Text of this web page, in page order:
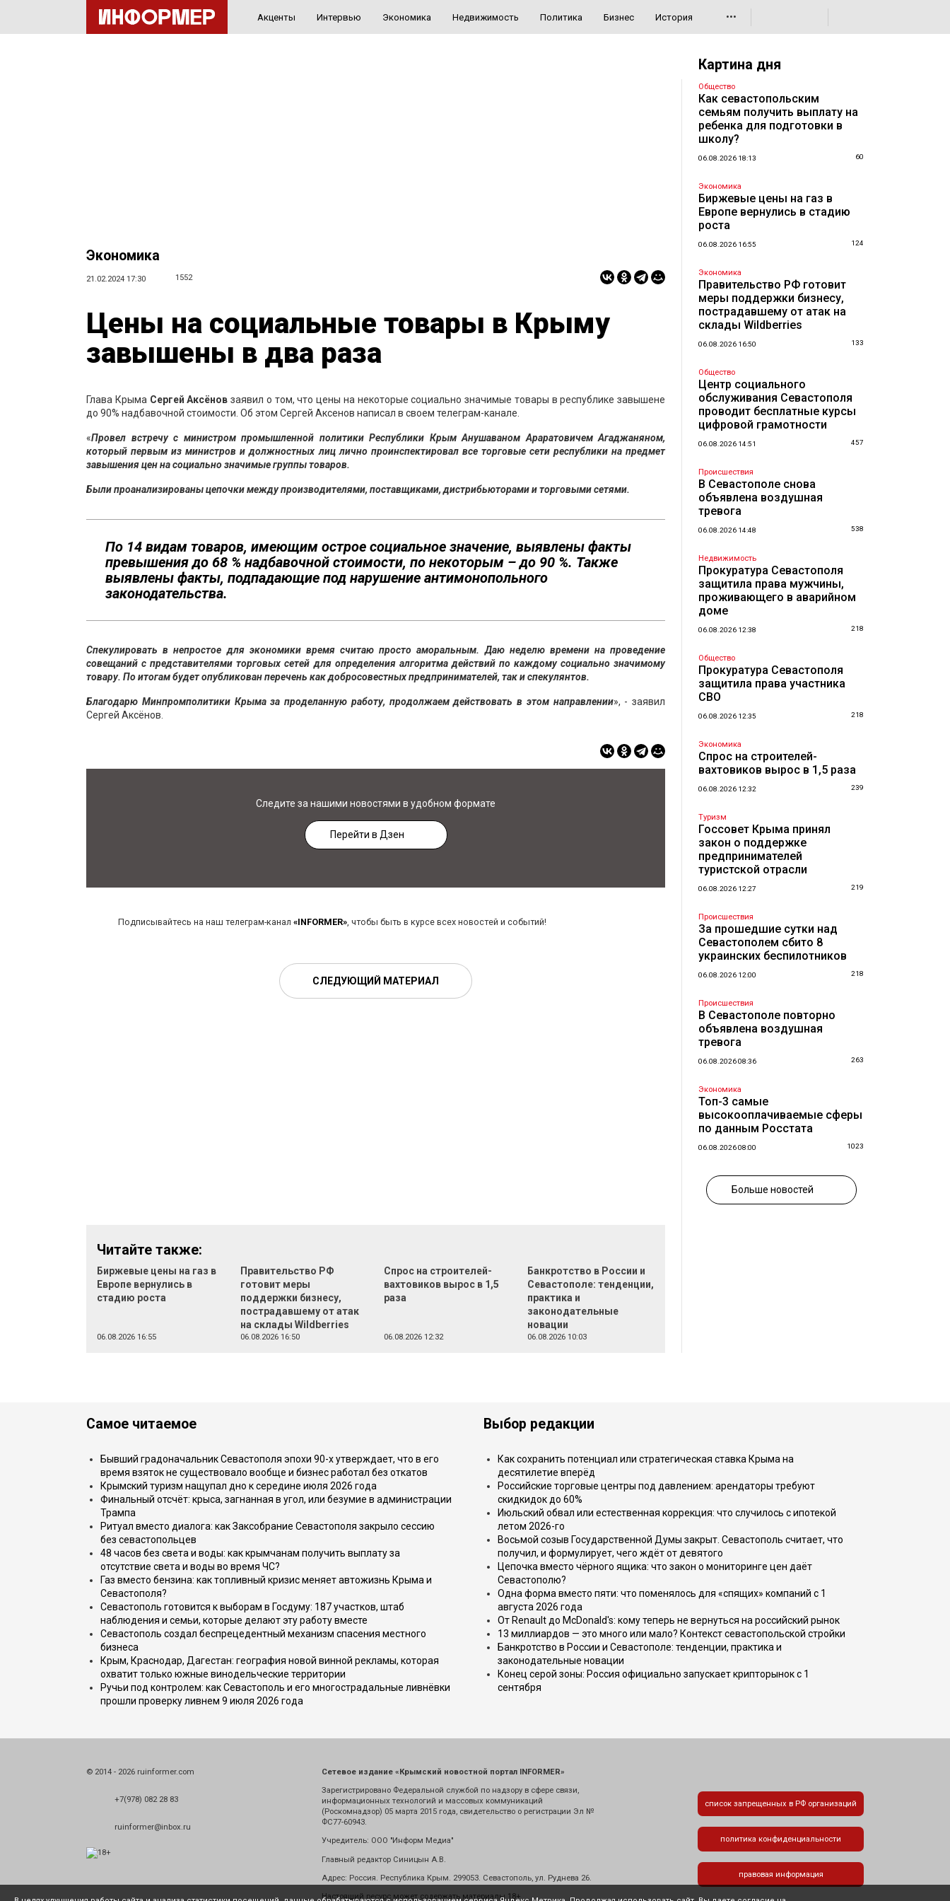
Акценты Интервью Экономика Недвижимость Политика Бизнес История •••
Экономика
21.02.2024 17:30 1552
Цены на социальные товары в Крыму
завышены в два раза
Глава Крыма Сергей Аксёнов заявил о том, что цены на некоторые социально значимые товары в республике завышене
до 90% надбавочной стоимости. Об этом Сергей Аксенов написал в своем телеграм-канале.
«Провел встречу с министром промышленной политики Республики Крым Анушаваном Араратовичем Агаджаняном,
который первым из министров и должностных лиц лично проинспектировал все торговые сети республики на предмет
завышения цен на социально значимые группы товаров.
Были проанализированы цепочки между производителями, поставщиками, дистрибьюторами и торговыми сетями.
По 14 видам товаров, имеющим острое социальное значение, выявлены факты
превышения до 68 % надбавочной стоимости, по некоторым – до 90 %. Также
выявлены факты, подпадающие под нарушение антимонопольного
законодательства.
Спекулировать в непростое для экономики время считаю просто аморальным. Даю неделю времени на проведение
совещаний с представителями торговых сетей для определения алгоритма действий по каждому социально значимому
товару. По итогам будет опубликован перечень как добросовестных предпринимателей, так и спекулянтов.
Благодарю Минпромполитики Крыма за проделанную работу, продолжаем действовать в этом направлении», - заявил
Сергей Аксёнов.
Следите за нашими новостями в удобном формате
Перейти в Дзен
Подписывайтесь на наш телеграм-канал «INFORMER», чтобы быть в курсе всех новостей и событий!
СЛЕДУЮЩИЙ МАТЕРИАЛ
Читайте также:
Биржевые цены на газ в
Европе вернулись в
стадию роста
06.08.2026 16:55
Правительство РФ
готовит меры
поддержки бизнесу,
пострадавшему от атак
на склады Wildberries
06.08.2026 16:50
Спрос на строителей-
вахтовиков вырос в 1,5
раза
06.08.2026 12:32
Банкротство в России и
Севастополе: тенденции,
практика и
законодательные
новации
06.08.2026 10:03
Картина дня
Общество
Как севастопольским
семьям получить выплату на
ребенка для подготовки в
школу?
06.08.2026 18:13 60
Экономика
Биржевые цены на газ в
Европе вернулись в стадию
роста
06.08.2026 16:55 124
Экономика
Правительство РФ готовит
меры поддержки бизнесу,
пострадавшему от атак на
склады Wildberries
06.08.2026 16:50 133
Общество
Центр социального
обслуживания Севастополя
проводит бесплатные курсы
цифровой грамотности
06.08.2026 14:51 457
Происшествия
В Севастополе снова
объявлена воздушная
тревога
06.08.2026 14:48 538
Недвижимость
Прокуратура Севастополя
защитила права мужчины,
проживающего в аварийном
доме
06.08.2026 12:38 218
Общество
Прокуратура Севастополя
защитила права участника
СВО
06.08.2026 12:35 218
Экономика
Спрос на строителей-
вахтовиков вырос в 1,5 раза
06.08.2026 12:32 239
Туризм
Госсовет Крыма принял
закон о поддержке
предпринимателей
туристской отрасли
06.08.2026 12:27 219
Происшествия
За прошедшие сутки над
Севастополем сбито 8
украинских беспилотников
06.08.2026 12:00 218
Происшествия
В Севастополе повторно
объявлена воздушная
тревога
06.08.2026 08:36 263
Экономика
Топ-3 самые
высокооплачиваемые сферы
по данным Росстата
06.08.2026 08:00 1023
Больше новостей
Самое читаемое
Бывший градоначальник Севастополя эпохи 90-х утверждает, что в его
время взяток не существовало вообще и бизнес работал без откатов
Крымский туризм нащупал дно к середине июля 2026 года
Финальный отсчёт: крыса, загнанная в угол, или безумие в администрации
Трампа
Ритуал вместо диалога: как Заксобрание Севастополя закрыло сессию
без севастопольцев
48 часов без света и воды: как крымчанам получить выплату за
отсутствие света и воды во время ЧС?
Газ вместо бензина: как топливный кризис меняет автожизнь Крыма и
Севастополя?
Севастополь готовится к выборам в Госдуму: 187 участков, штаб
наблюдения и семьи, которые делают эту работу вместе
Севастополь создал беспрецедентный механизм спасения местного
бизнеса
Крым, Краснодар, Дагестан: география новой винной рекламы, которая
охватит только южные винодельческие территории
Ручьи под контролем: как Севастополь и его многострадальные ливнёвки
прошли проверку ливнем 9 июля 2026 года
Выбор редакции
Как сохранить потенциал или стратегическая ставка Крыма на
десятилетие вперёд
Российские торговые центры под давлением: арендаторы требуют
скидкидок до 60%
Июльский обвал или естественная коррекция: что случилось с ипотекой
летом 2026-го
Восьмой созыв Государственной Думы закрыт. Севастополь считает, что
получил, и формулирует, чего ждёт от девятого
Цепочка вместо чёрного ящика: что закон о мониторинге цен даёт
Севастополю?
Одна форма вместо пяти: что поменялось для «спящих» компаний с 1
августа 2026 года
От Renault до McDonald's: кому теперь не вернуться на российский рынок
13 миллиардов — это много или мало? Контекст севастопольской стройки
Банкротство в России и Севастополе: тенденции, практика и
законодательные новации
Конец серой зоны: Россия официально запускает крипторынок с 1
сентября
© 2014 - 2026 ruinformer.com
+7(978) 082 28 83
ruinformer@inbox.ru
Сетевое издание «Крымский новостной портал INFORMER»
Зарегистрировано Федеральной службой по надзору в сфере связи,
информационных технологий и массовых коммуникаций
(Роскомнадзор) 05 марта 2015 года, свидетельство о регистрации Эл №
ФС77-60943.
Учредитель: ООО "Информ Медиа"
Главный редактор Синицын А.В.
Адрес: Россия. Республика Крым. 299053. Севастополь, ул. Руднева 26.
Настоящий ресурс может содержать материалы 18+
список запрещенных в РФ организаций
политика конфиденциальности
правовая информация